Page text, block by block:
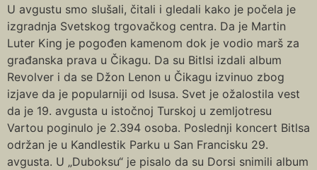
U avgustu smo slušali, čitali i gledali kako je počela je
izgradnja Svetskog trgovačkog centra. Da je Martin
Luter King je pogođen kamenom dok je vodio marš za
građanska prava u Čikagu. Da su Bitlsi izdali album
Revolver i da se Džon Lenon u Čikagu izvinuo zbog
izjave da je popularniji od Isusa. Svet je ožalostila vest
da je 19. avgusta u istočnoj Turskoj u zemljotresu
Vartou poginulo je 2.394 osoba. Poslednji koncert Bitlsa
održan je u Kandlestik Parku u San Francisku 29.
avgusta. U „Duboksu“ je pisalo da su Dorsi snimili album